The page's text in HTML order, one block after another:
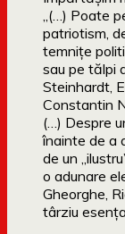
„(…) Poate
patriotism,
temnițe
sau pe tălpi
Steinhardt,
Constantin
(…) Despre
înainte de a
de un
o adunare
Gheorghe,
târziu